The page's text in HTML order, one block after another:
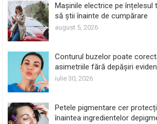
Mașinile electrice pe înțelesul
să știi înainte de cumpărare
august 5, 2026
Conturul buzelor poate
asimetriile fără depășiri
iulie 30, 2026
Petele pigmentare cer
înaintea ingredientelor